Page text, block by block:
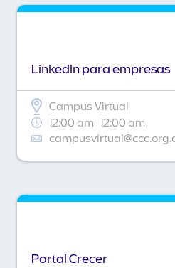
Linkedln para empresas
Campus Virtual
12:00 am 12:00 am
Portal Crecer